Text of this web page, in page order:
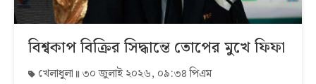
বিশ্বকাপ বিক্রির সিদ্ধান্তে তোপের মুখে ফিফা
খেলাধুলা ৩০ জুলাই ২০২৬, ০৯:৩৪ পিএম